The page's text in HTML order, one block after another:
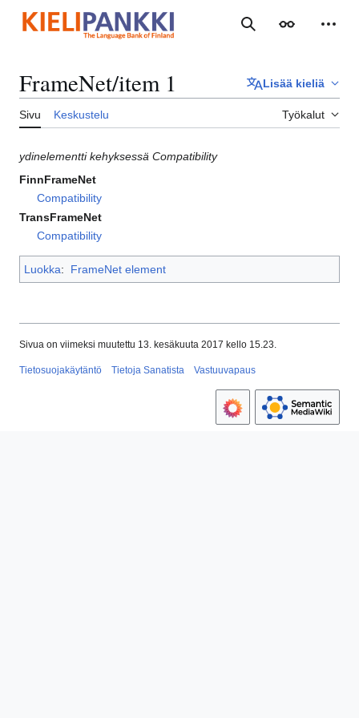
sisältöön
Haku Ulkoasu
FrameNet/item 1 Lisää kieliä
Sivu Keskustelu Työkalut
ydinelementti kehyksessä Compatibility
FinnFrameNet
Compatibility
TransFrameNet
Compatibility
Luokka: FrameNet element
Sivua on viimeksi muutettu 13. kesäkuuta 2017 kello 15.23.
Tietosuojakäytäntö Tietoja Sanatista Vastuuvapaus